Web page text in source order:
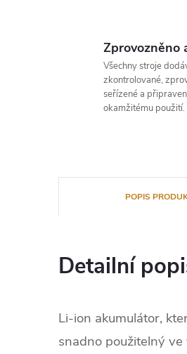
Zprovozněno
Všechny stroje
zkontrolované,
seřízené a
okamžitému použití.
POPIS
Detailní
Li-ion akumulátor,
snadno použitelný